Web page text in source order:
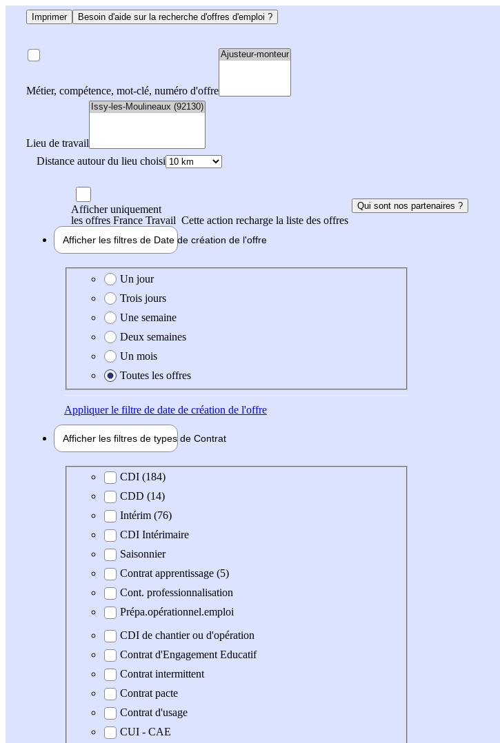
Imprimer Besoin d'aide sur la recherche d'offres d'emploi ?
Métier, compétence, mot-clé, numéro d'offre
Lieu de travail
Distance autour du lieu choisi
Afficher uniquement
les offres France Travail Cette action recharge la liste des offres
Qui sont nos partenaires ?
Afficher les filtres de Date de création de l'offre
Date de création de l'offre
Un jour
Trois jours
Une semaine
Deux semaines
Un mois
Toutes les offres
Appliquerle filtre de date de création de l'offre
Afficher les filtres de types de Contrat
Type de contratCDI (184)
CDD (14)
Intérim (76)
CDI Intérimaire
Saisonnier
Contrat apprentissage (5)
Cont. professionnalisation
Prépa.opérationnel.emploi
CDI de chantier ou d'opération
Contrat d'Engagement Educatif
Contrat intermittent
Contrat pacte
Contrat d'usage
CUI - CAE